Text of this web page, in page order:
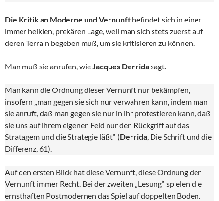
Die Kritik an Moderne und Vernunft befindet sich in einer
immer heiklen, prekären Lage, weil man sich stets zuerst auf
deren Terrain begeben muß, um sie kritisieren zu können.
Man muß sie anrufen, wieJacques Derridasagt.
Man kann die Ordnung dieser Vernunft nur bekämpfen,
insofern „man gegen sie sich nur verwahren kann, indem man
sie anruft, daß man gegen sie nur in ihr protestieren kann, daß
sie uns auf ihrem eigenen Feld nur den Rückgriff auf das
Stratagem und die Strategie läßt“ (Derrida, Die Schrift und die
Differenz, 61).
Auf den ersten Blick hat diese Vernunft, diese Ordnung der
Vernunft immer Recht. Bei der zweiten „Lesung“ spielen die
ernsthaften Postmodernen das Spiel auf doppelten Boden.